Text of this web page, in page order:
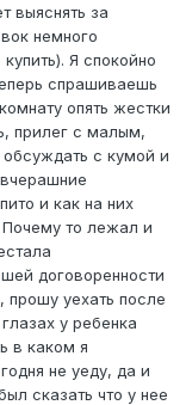
выяснять за
немного
Я спокойно
спрашиваешь
опять жестки
прилег с малым,
обсуждать с кумой и
и как на них
Почему то лежал и
договоренности
прошу уехать после
у ребенка
в каком я
не уеду, да и
сказать что у нее